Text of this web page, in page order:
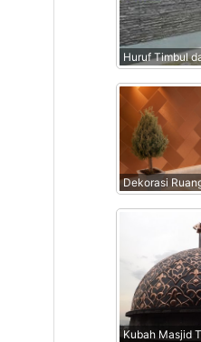
Huruf Timbul
Dekorasi
Kubah Masjid